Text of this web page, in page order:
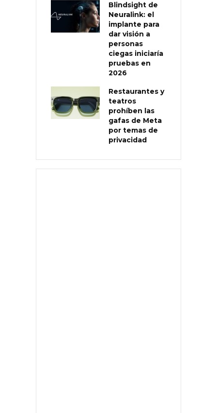
Blindsight de
Neuralink: el
implante para
dar visión a
personas
ciegas iniciaría
pruebas en
2026
Restaurantes y
teatros
prohíben las
gafas de Meta
por temas de
privacidad